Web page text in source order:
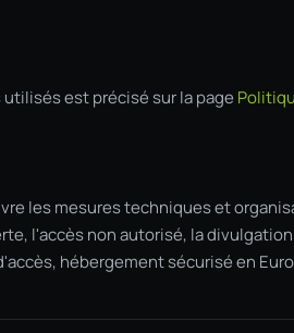
est précisé sur la page
les mesures techniques et
l'accès non autorisé, la
hébergement sécurisé en